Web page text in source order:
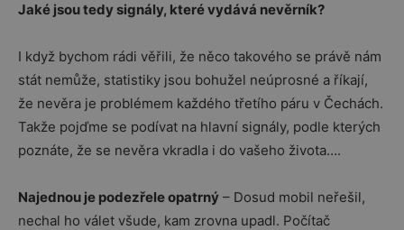
Jaké jsou tedy signály, které vydává nevěrník?
I když bychom rádi věřili, že něco takového se právě nám
stát nemůže, statistiky jsou bohužel neúprosné a říkají,
že nevěra je problémem každého třetího páru v Čechách.
Takže pojďme se podívat na hlavní signály, podle kterých
poznáte, že se nevěra vkradla i do vašeho života….
Najednou je podezřele opatrný – Dosud mobil neřešil,
nechal ho válet všude, kam zrovna upadl. Počítač